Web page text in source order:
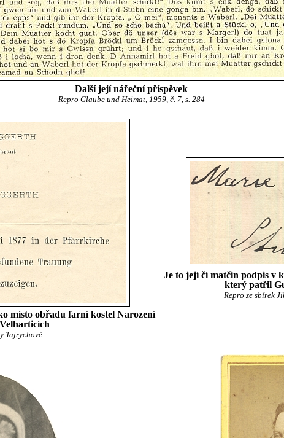
Další její nářeční příspěvek
Repro Glaube und Heimat, 1959, č. 7, s. 284
místo obřadu farní kostel Narození
Tajrychové
Je to její čí matčin podpis v
který patřil
Repro ze sbírek